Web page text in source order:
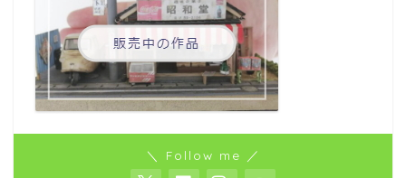
＼ Follow me ／